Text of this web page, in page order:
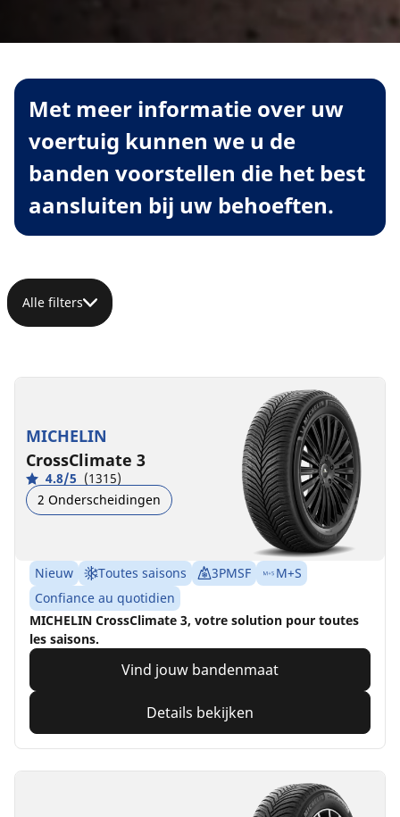
Met meer informatie over uw
voertuig kunnen we u de
banden voorstellen die het best
aansluiten bij uw behoeften.
Alle filters
MICHELIN
CrossClimate 3
4.8/5 (1315)
2 Onderscheidingen
Nieuw Toutes saisons 3PMSF
M+S
Confiance au quotidien
MICHELIN CrossClimate 3, votre solution pour toutes
les saisons.
Vind jouw bandenmaat
Details bekijken